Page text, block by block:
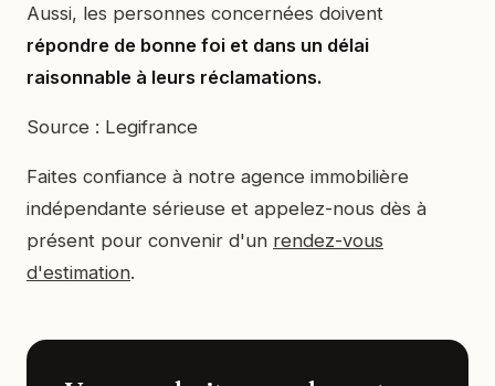
Aussi, les personnes concernées doivent
répondre de bonne foi et dans un délai
raisonnable à leurs réclamations.
Source : Legifrance
Faites confiance à notre agence immobilière
indépendante sérieuse et appelez-nous dès à
présent pour convenir d'un rendez-vous
d'estimation.